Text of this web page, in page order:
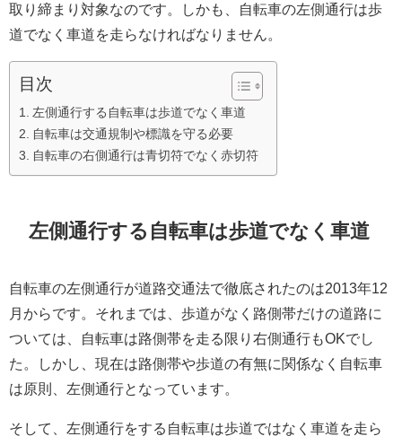
取り締まり対象なのです。しかも、自転車の左側通行は歩
道でなく車道を走らなければなりません。
目次
左側通行する自転車は歩道でなく車道
自転車は交通規制や標識を守る必要
自転車の右側通行は青切符でなく赤切符
左側通行する自転車は歩道でなく車道
自転車の左側通行が道路交通法で徹底されたのは2013年12
月からです。それまでは、歩道がなく路側帯だけの道路に
ついては、自転車は路側帯を走る限り右側通行もOKでし
た。しかし、現在は路側帯や歩道の有無に関係なく自転車
は原則、左側通行となっています。
そして、左側通行をする自転車は歩道ではなく車道を走ら